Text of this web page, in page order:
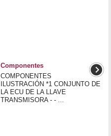
Componentes
COMPONENTES
ILUSTRACIÓN *1 CONJUNTO DE
LA ECU DE LA LLAVE
TRANSMISORA - - ...